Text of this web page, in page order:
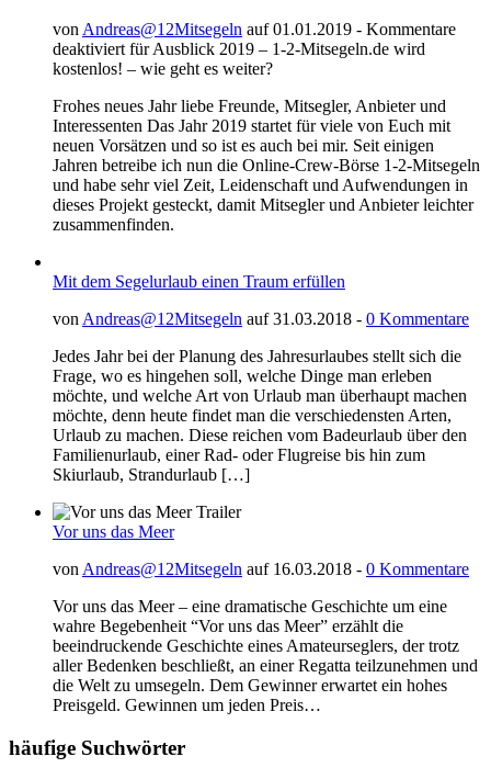
von Andreas@12Mitsegeln auf 01.01.2019 - Kommentare
deaktiviert für Ausblick 2019 – 1-2-Mitsegeln.de wird
kostenlos! – wie geht es weiter?
Frohes neues Jahr liebe Freunde, Mitsegler, Anbieter und
Interessenten Das Jahr 2019 startet für viele von Euch mit
neuen Vorsätzen und so ist es auch bei mir. Seit einigen
Jahren betreibe ich nun die Online-Crew-Börse 1-2-Mitsegeln
und habe sehr viel Zeit, Leidenschaft und Aufwendungen in
dieses Projekt gesteckt, damit Mitsegler und Anbieter leichter
zusammenfinden.
Mit dem Segelurlaub einen Traum erfüllen
von Andreas@12Mitsegeln auf 31.03.2018 - 0 Kommentare
Jedes Jahr bei der Planung des Jahresurlaubes stellt sich die
Frage, wo es hingehen soll, welche Dinge man erleben
möchte, und welche Art von Urlaub man überhaupt machen
möchte, denn heute findet man die verschiedensten Arten,
Urlaub zu machen. Diese reichen vom Badeurlaub über den
Familienurlaub, einer Rad- oder Flugreise bis hin zum
Skiurlaub, Strandurlaub […]
Vor uns das Meer
von Andreas@12Mitsegeln auf 16.03.2018 - 0 Kommentare
Vor uns das Meer – eine dramatische Geschichte um eine
wahre Begebenheit “Vor uns das Meer” erzählt die
beeindruckende Geschichte eines Amateurseglers, der trotz
aller Bedenken beschließt, an einer Regatta teilzunehmen und
die Welt zu umsegeln. Dem Gewinner erwartet ein hohes
Preisgeld. Gewinnen um jeden Preis…
häufige Suchwörter